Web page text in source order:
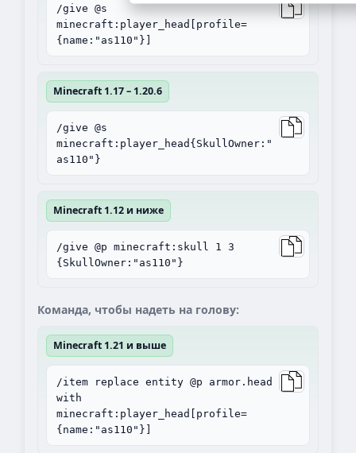
/give @s
minecraft:player_head[profile=
{name:"as110"}]
Minecraft 1.17 – 1.20.6
/give @s
minecraft:player_head{SkullOwner:"
as110"}
Minecraft 1.12 и ниже
/give @p minecraft:skull 1 3
{SkullOwner:"as110"}
Команда, чтобы надеть на голову:
Minecraft 1.21 и выше
/item replace entity @p armor.head
with
minecraft:player_head[profile=
{name:"as110"}]